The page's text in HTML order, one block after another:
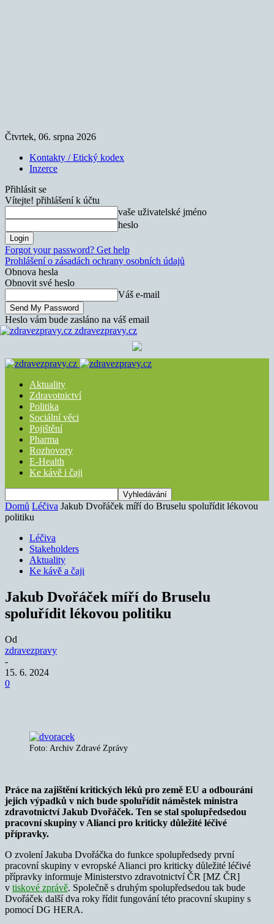
Čtvrtek, 06. srpna 2026
Kontakty / Etický kodex
Inzerce
Přihlásit se
Vítejte! přihlášení k účtu
vaše uživatelské jméno
heslo
Forgot your password? Get help
Prohlášení o zásadách ochrany osobních údajů
Obnova hesla
Obnovit své heslo
Váš e-mail
Heslo vám bude zasláno na váš email
zdravezpravy.cz
Aktuality
Zdravotnictví
Politika
Sociální věci
Pojištění
Pharma
Rozhovory
E-Health
Ke kávě i čaji
Domů Léčiva Jakub Dvořáček míří do Bruselu spoluřídit lékovou
politiku
Léčiva
Stakeholders
Aktuality
Ke kávě a čaji
Jakub Dvořáček míří do Bruselu
spoluřídit lékovou politiku
Od
zdravezpravy
-
15. 6. 2024
0
Foto: Archiv Zdravé Zprávy
Práce na zajištění kritických léků pro země EU a odbourání
jejich výpadků v nich bude spoluřídit náměstek ministra
zdravotnictví Jakub Dvořáček. Ten se stal spolupředsedou
pracovní skupiny v Alianci pro kriticky důležité léčivé
přípravky.
O zvolení Jakuba Dvořáčka do funkce spolupředsedy první
pracovní skupiny v evropské Alianci pro kriticky důležité léčivé
přípravky informuje Ministerstvo zdravotnictví ČR [MZ ČR]
v tiskové zprávě. Společně s druhým spolupředsedou tak bude
Dvořáček další dva roky řídit fungování této pracovní skupiny s
pomocí DG HERA.